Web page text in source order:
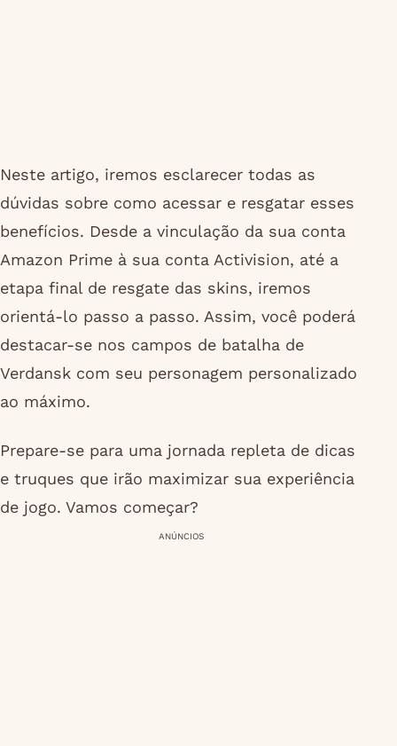
Neste artigo, iremos esclarecer todas as
dúvidas sobre como acessar e resgatar esses
benefícios. Desde a vinculação da sua conta
Amazon Prime à sua conta Activision, até a
etapa final de resgate das skins, iremos
orientá-lo passo a passo. Assim, você poderá
destacar-se nos campos de batalha de
Verdansk com seu personagem personalizado
ao máximo.
Prepare-se para uma jornada repleta de dicas
e truques que irão maximizar sua experiência
de jogo. Vamos começar?
ANÚNCIOS